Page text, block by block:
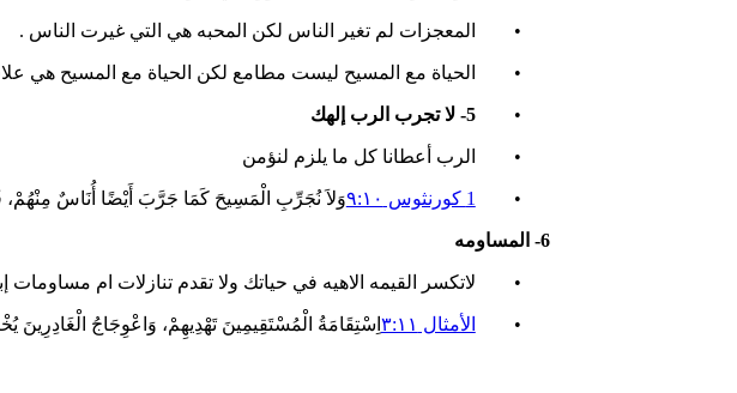
• المعجزات لم تغير الناس لكن المحبه هي التي غيرت الناس .
• الحياة مع المسيح ليست مطامع لكن الحياة مع المسيح هي
•5- لا تجرب الرب إلهك
• الرب أعطانا كل ما يلزم لنؤمن
• 1 كورنثوس ٩:١٠ وَلاَ نُجَرِّبِ الْمَسِيحَ كَمَا جَرَّبَ أَيْضًا أُنَاسٌ مِنْهُمْ،
6- المساومه
• لاتكسر القيمه الاهيه في حياتك ولا تقدم تنازلات ام مساومات
• الأمثال ٣:١١ اِسْتِقَامَةُ الْمُسْتَقِيمِينَ تَهْدِيهِمْ، وَاعْوِجَاجُ الْغَادِرِينَ